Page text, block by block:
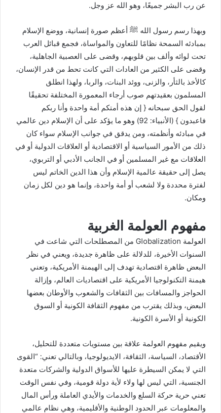
عن رب البشر جميعًا، وهو الله عز وجل.
وبهذا رسم رسول الله ﷺ أعظم صورة إنسانية، ووضع الإسلام
بمبادئه السمحة نظامًا للتعاون والمواساة، فجمع قبائل العرب
تحت لوائه وألف بين قلوبهم، وقضى على العصبية الجاهلية،
وقضى على الكثير من العادات التي كانت تحط من قدر الإنسان،
كالأخذ بالثأر، والزنى، ووئد البنات، والربا، ولهذا انطلق
المسلمون بعقيدتهم صوب أرجاء المعمورة المختلفة تحقيقًا
لقول الحق سبحانه { إن هذه أمتكم أمة واحدة وأنا ربكم
فاعبدون } (الأنبياء: 92) وهو ما يؤكد على أن الإسلام دين عالمي
في مبادئه وأنظمته، ومن يدقق في جوانب الإسلام سواء كان
ذلك من الأمور السياسية أو الاقتصادية أو العلاقات الدولية أو في
العلاقات مع غير المسلمين أو في الجانب الأدبي أو التربوي،
يصل إلى حقيقة عالمية الإسلام وأن هذا الدين الخاتم ليس
لفترة محددة ولا لشعب أو أمة واحدة، وإنما هو دين لكل زمان
ومكان.
مفهوم العولمة الغربية
العولمة Globalization من المصطلحات التي شاعت في
السنوات الأخيرة، للدلالة على ظاهرة جديدة، ويعني في نظر
البعض ظاهرة اقتصادية تهدف إلى الهيمنة الأمريكية، وتعني
هيمنة التكنولوجيا الأمريكية على اقتصاديات العالم، وإزالة
الحواجز والمسافات بين الثقافات والشعوب والأوطان بعضها
البعض، وبذلك يقترب من مفهوم الثقافة الكونية أو السوق
الكونية أو الأسرة الكونية.
ويقيم مفهوم العولمة علاقة بين مستويات متعددة للتحليل،
الأقتصاد، السياسة، الثقافة، الايديولوجيا، وبالتالي تعني: “القوى
التي لا يمكن السيطرة عليها للأسواق الدولية والشركات متعدة
الجنسية، التي ليس لها ولاء لأية دولة قومية، وفي نفس الوقت
تعني حرية حركة السلع والخدمات والأيدي العاملة ورأس المال
والمعلومات عبر الحدود الوطنية والأقليمية، وهي نظام عالمي